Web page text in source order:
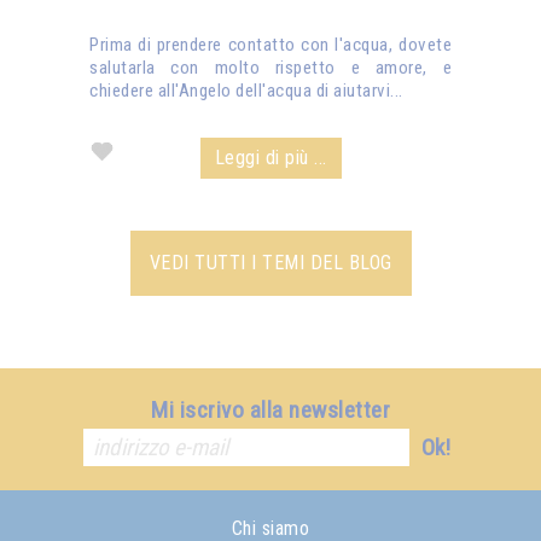
Prima di prendere contatto con l'acqua, dovete
salutarla con molto rispetto e amore, e
chiedere all'Angelo dell'acqua di aiutarvi...
Leggi di più ...
VEDI TUTTI I TEMI DEL BLOG
Mi iscrivo alla newsletter
Ok!
Chi siamo